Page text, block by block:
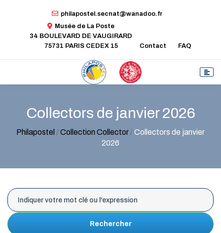
philapostel.secnat@wanadoo.fr
Musée de La Poste
34 BOULEVARD DE VAUGIRARD
75731 PARIS CEDEX 15
Contact FAQ
Collectors de janvier 2026
Philapostel /Collection Collector /Collectors de janvier
2026
Rechercher